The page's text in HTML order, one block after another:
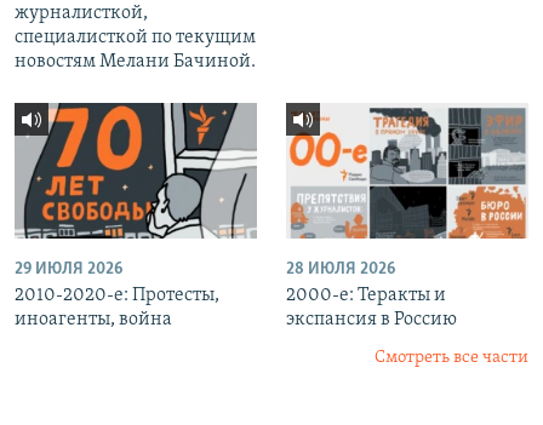
журналисткой,
специалисткой по текущим
новостям Мелани Бачиной.
29 ИЮЛЯ 2026
2010-2020-е: Протесты,
иноагенты, война
28 ИЮЛЯ 2026
2000-е: Теракты и
экспансия в Россию
Смотреть все части